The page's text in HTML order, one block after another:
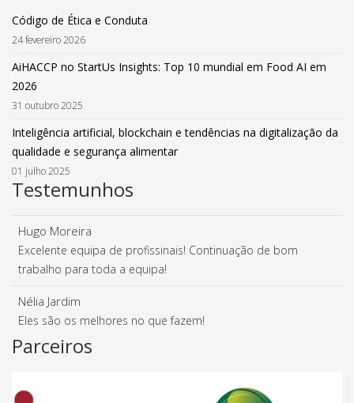
Código de Ética e Conduta
24 fevereiro 2026
AiHACCP no StartUs Insights: Top 10 mundial em Food AI em
2026
31 outubro 2025
Inteligência artificial, blockchain e tendências na digitalização da
qualidade e segurança alimentar
01 julho 2025
Testemunhos
Hugo Moreira
Excelente equipa de profissinais! Continuação de bom
trabalho para toda a equipa!
Nélia Jardim
Eles são os melhores no que fazem!
Parceiros